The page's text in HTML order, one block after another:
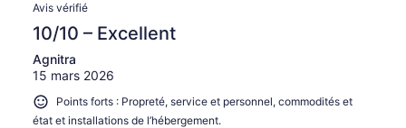
Avis vérifié
10/10 – Excellent
Agnitra
15 mars 2026
Points forts : Propreté, service et personnel, commodités et
état et installations de l’hébergement.